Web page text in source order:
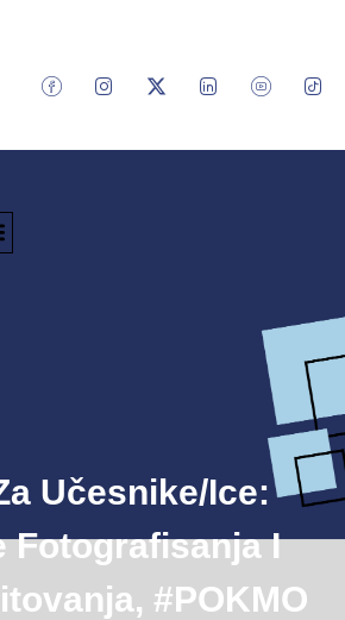
Učesnike/ice:
Fotografisanja I
#POKMO